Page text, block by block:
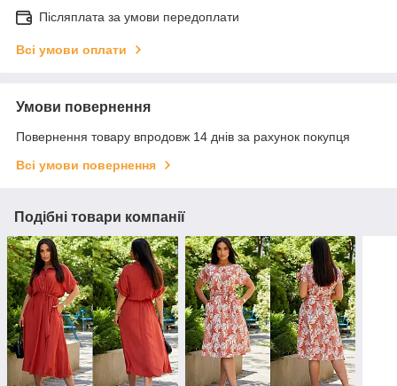
Післяплата за умови передоплати
Всі умови оплати
Умови повернення
Повернення товару впродовж 14 днів за рахунок покупця
Всі умови повернення
Подібні товари компанії